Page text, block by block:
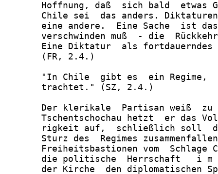
Hoffnung, daß  sich bald  etwas
Chile sei  das anders.
eine andere.  Eine Sache  ist
verschwinden muß  - die
Eine Diktatur  als
       (FR, 2.4.)
"In Chile  gibt es  ein Regime,
       trachtet." (SZ, 2.4.)
Der klerikale  Partisan weiß
Tschentschochau hetzt  er das
rigkeit auf,  schließlich soll
Sturz des  Regimes
Freiheitsbastionen vom  Schlage
die politische  Herrschaft   i
der Kirche  den diplomatischen